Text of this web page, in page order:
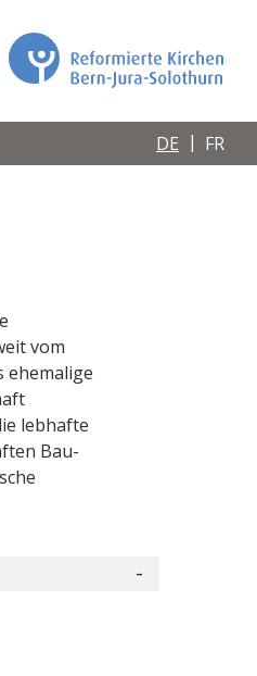
DE FR
vom
ehemalige
lebhafte
Bau-